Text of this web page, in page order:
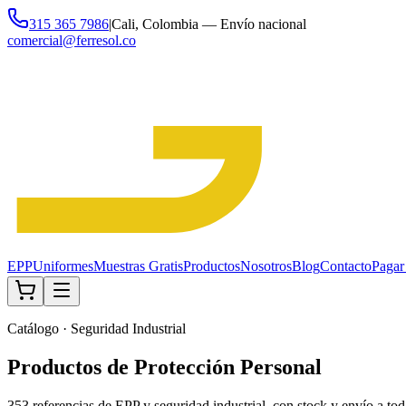
315 365 7986|Cali, Colombia — Envío nacional
comercial@ferresol.co
EPPUniformesMuestras GratisProductosNosotrosBlogContacto
Catálogo · Seguridad Industrial
Productos de Protección Personal